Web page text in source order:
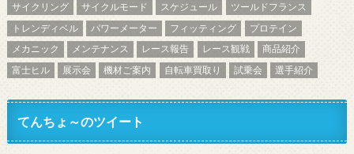
サイクリング
サイクルモード スケジュール
ツールドフランス
トレンディベル
パワーメーター フィッティング
プロテイン
メカニック
メンテナンス レース報告 レース観戦
商品紹介
富士ヒル
展示会 機材ご案内 自転車買取り 試乗会 選手紹介
てんちょ～のツイート